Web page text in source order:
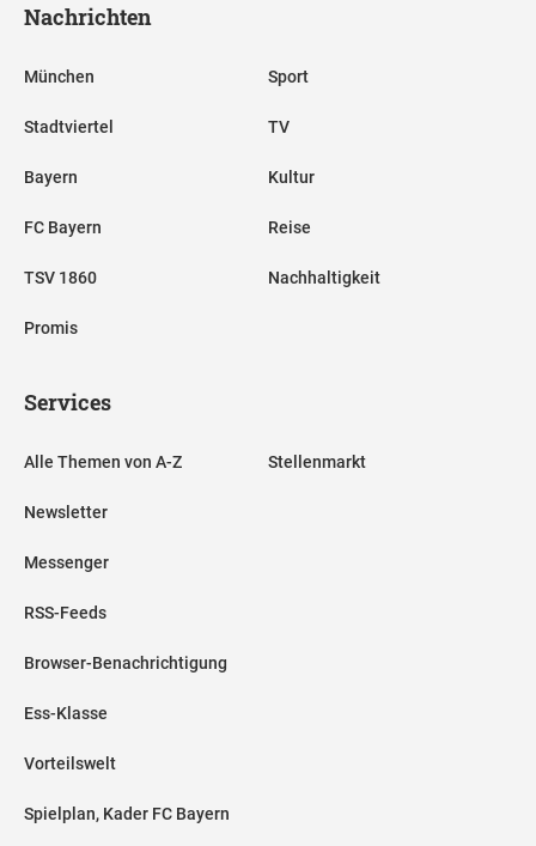
Nachrichten
München
Stadtviertel
Bayern
FC Bayern
TSV 1860
Promis
Sport
TV
Kultur
Reise
Nachhaltigkeit
Services
Alle Themen von A-Z
Newsletter
Messenger
RSS-Feeds
Browser-Benachrichtigung
Ess-Klasse
Vorteilswelt
Spielplan, Kader FC Bayern
Stellenmarkt